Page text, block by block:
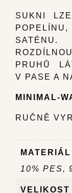
SUKNI
PRUHŮ
V PASE A
MINIMAL-
RUČNĚ
MATERIÁL
10% PES,
VELIKOST